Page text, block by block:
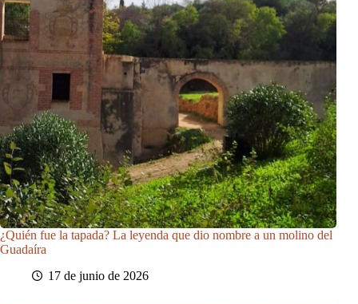
¿Quién fue la tapada? La leyenda que dio nombre a un molino del
Guadaíra
17 de junio de 2026